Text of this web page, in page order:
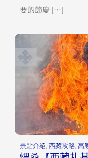
要的節慶 […]
景點介紹, 西藏攻略, 高